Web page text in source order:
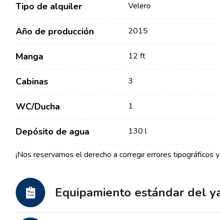
Tipo de alquiler Velero
Año de producción 2015
Manga 12 ft
Cabinas 3
WC/Ducha 1
Depósito de agua 130 l
¡Nos reservamos el derecho a corregir errores tipográficos
Equipamiento estándar del
Contacto
Noticias / Blog
Socios
Preguntas Frecuentes
Nuestra Flota
Barcos de Vela
Yates a motor